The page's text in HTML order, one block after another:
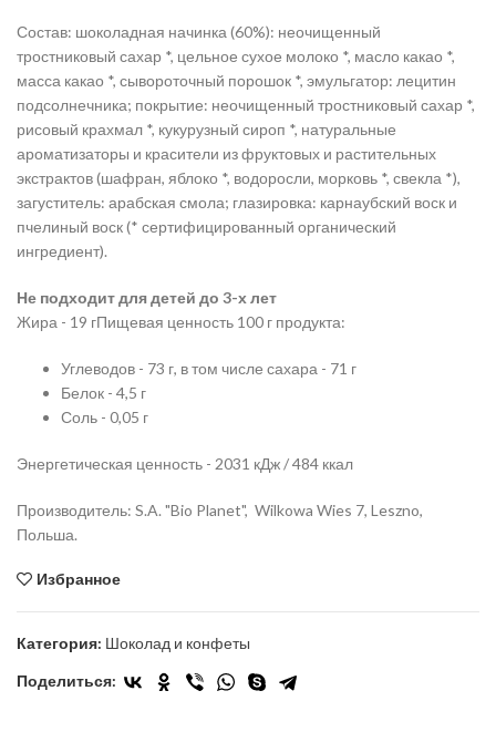
Состав: шоколадная начинка (60%): неочищенный
тростниковый сахар *, цельное сухое молоко *, масло какао *,
масса какао *, сывороточный порошок *, эмульгатор: лецитин
подсолнечника; покрытие: неочищенный тростниковый сахар *,
рисовый крахмал *, кукурузный сироп *, натуральные
ароматизаторы и красители из фруктовых и растительных
экстрактов (шафран, яблоко *, водоросли, морковь *, свекла *),
загуститель: арабская смола; глазировка: карнаубский воск и
пчелиный воск (* сертифицированный органический
ингредиент).
Не подходит для детей до 3-х лет
Жира - 19 гПищевая ценность 100 г продукта:
Углеводов - 73 г, в том числе сахара - 71 г
Белок - 4,5 г
Соль - 0,05 г
Энергетическая ценность - 2031 кДж / 484 ккал
Производитель: S.A. "Bio Planet", Wilkowa Wies 7, Leszno,
Польша.
Избранное
Категория: Шоколад и конфеты
Поделиться: